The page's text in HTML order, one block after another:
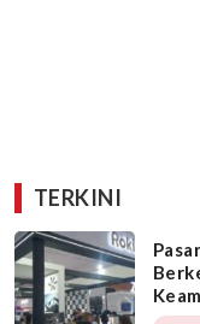
TERKINI